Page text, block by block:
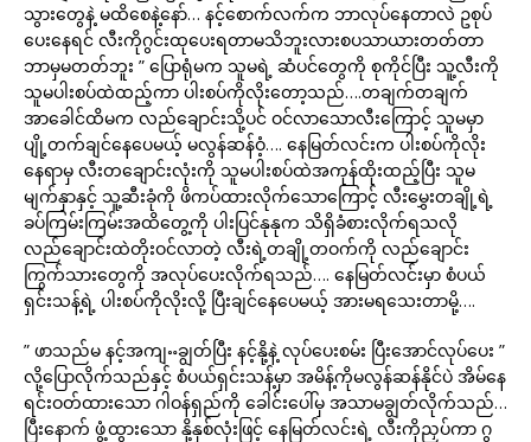
သွားတွေနဲ့ မထိစေနဲ့နော်… နင့်စောက်လက်က ဘာလုပ်နေတာလဲ ဥစုပ်
ပေးနေရင် လီးကိုဂွင်းထုပေးရတာမသိဘူးလားစပသာယားတတ်တာ
ဘာမှမတတ်ဘူး ” ပြောရုံမက သူမရဲ့ ဆံပင်တွေကို စုကိုင်ပြီး သူ့လီးကို
သူမပါးစပ်ထဲထည့်ကာ ပါးစပ်ကိုလိုးတော့သည်….တချက်တချက်
အာခေါင်ထိမက လည်ချောင်းသို့ပင် ဝင်လာသောလီးကြောင့် သူမမှာ
ပျို့တက်ချင်နေပေမယ့် မလွန်ဆန်ဝံ့…. နေမြတ်လင်းက ပါးစပ်ကိုလိုး
နေရာမှ လီးတချောင်းလုံးကို သူမပါးစပ်ထဲအကုန်ထိုးထည့်ပြီး သူမ
မျက်နှာနှင့် သူ့ဆီးခုံကို ဖိကပ်ထားလိုက်သောကြောင့် လီးမွှေးတချို့ရဲ့
ခပ်ကြမ်းကြမ်းအထိတွေ့ကို ပါးပြင်နုနုက သိရှိခံစားလိုက်ရသလို
လည်ချောင်းထဲတိုးဝင်လာတဲ့ လီးရဲ့တချို့တဝက်ကို လည်ချောင်း
ကြွက်သားတွေကို အလုပ်ပေးလိုက်ရသည်…. နေမြတ်လင်းမှာ စံပယ်
ရှင်းသန့်ရဲ့ ပါးစပ်ကိုလိုးလို့ ပြီးချင်နေပေမယ့် အားမရသေးတာမို့….
” ဖာသည်မ နင့်အကျႌချွတ်ပြီး နင့်နို့နဲ့ လုပ်ပေးစမ်း ပြီးအောင်လုပ်ပေး ”
လို့ပြောလိုက်သည်နှင့် စံပယ်ရှင်းသန့်မှာ အမိန့်ကိုမလွန်ဆန်နိုင်ပဲ အိမ်နေ
ရင်းဝတ်ထားသော ဂါဝန်ရှည်ကို ခေါင်းပေါ်မှ အသာမချွတ်လိုက်သည်…
ပြီးနောက် ဖွံ့ထွားသော နို့နှစ်လုံးဖြင့် နေမြတ်လင်းရဲ့ လီးကိုညှပ်ကာ ဂွ